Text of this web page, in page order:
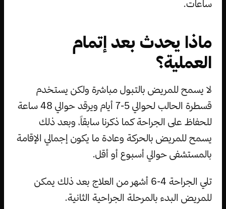
ساعات.
ماذا يحدث بعد إتمام
العملية؟
لا يسمح للمريض بالتبول مباشرة ولكن يستخدم
قسطرة الحالب لحوالي 5-7 أيام ويرقد حوالي 48 ساعة
للحفاظ على الجراحة كما ذكرنا سابقاً، وبعد ذلك
يسمح للمريض بالحركة وعادة ما يكون إجمالي الإقامة
بالمستشفى حوالي أسبوع أو أقل.
تلي الجراحة 4-6 أشهر من العلاج بعد ذلك يمكن
للمريض البدء بالمرحلة الجراحية الثانية.